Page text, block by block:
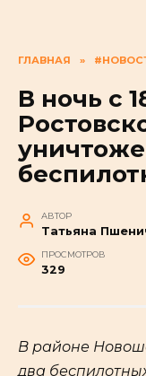
ГЛАВНАЯ »
В ночь с
АВТОР
Татьяна
ПРОСМОТРОВ
329
В районе
два